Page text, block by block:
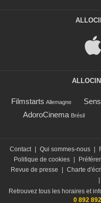
Filmstarts Allemagne
AdoroCinema Brésil
Contact | Qui sommes-nous |
Politique de cookies |
Revue de presse
| Charte
|
Retrouvez tous les horaires et
0 892